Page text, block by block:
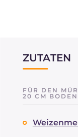
ZUTATEN
FÜR DEN
20 CM